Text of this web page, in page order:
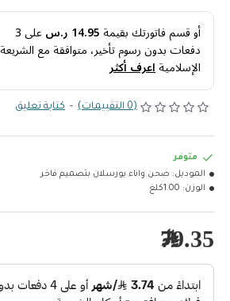
أو قسم فاتورتك بقيمة 14.95 ر.س على3
دفعات بدون رسوم تأخير، متوافقة مع الشريعة
الإسلاميةاعرف أكثر
(0 التقييمات) - كتابة تعليق
79.35﷼
متوفر
الموديل: صحن واناء بورسلان بتصميم فاخر
الوزن: 1.00كلغ